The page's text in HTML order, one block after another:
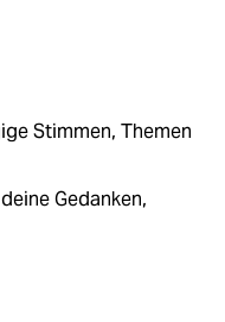
Stimmen, Themen
Gedanken,